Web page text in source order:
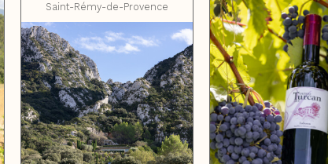
Saint-Rémy-de-Provence